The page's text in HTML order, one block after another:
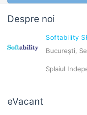
Despre noi
Softability
București,
Splaiul
eVacant